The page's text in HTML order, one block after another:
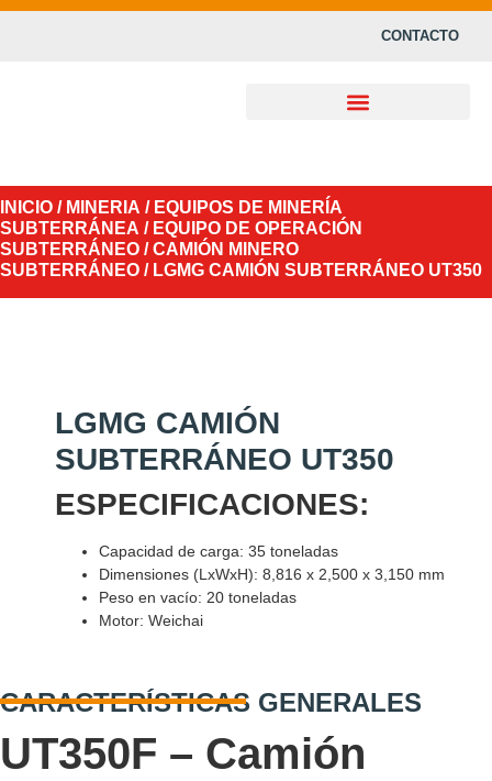
CONTACTO
INICIO / MINERIA / EQUIPOS DE MINERÍA
SUBTERRÁNEA / EQUIPO DE OPERACIÓN
SUBTERRÁNEO /CAMIÓN MINERO
SUBTERRÁNEO / LGMG CAMIÓN SUBTERRÁNEO UT350
LGMG CAMIÓN
SUBTERRÁNEO UT350
ESPECIFICACIONES:
Capacidad de carga: 35 toneladas
Dimensiones (LxWxH): 8,816 x 2,500 x 3,150 mm
Peso en vacío: 20 toneladas
Motor: Weichai
CARACTERÍSTICAS GENERALES
UT350F – Camión